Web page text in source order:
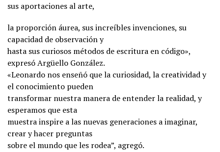
sus aportaciones al arte,
la proporción áurea, sus increíbles invenciones, su
capacidad de observación y
hasta sus curiosos métodos de escritura en código»,
expresó Argüello González.
«Leonardo nos enseñó que la curiosidad, la creatividad y
el conocimiento pueden
transformar nuestra manera de entender la realidad, y
esperamos que esta
muestra inspire a las nuevas generaciones a imaginar,
crear y hacer preguntas
sobre el mundo que les rodea”, agregó.